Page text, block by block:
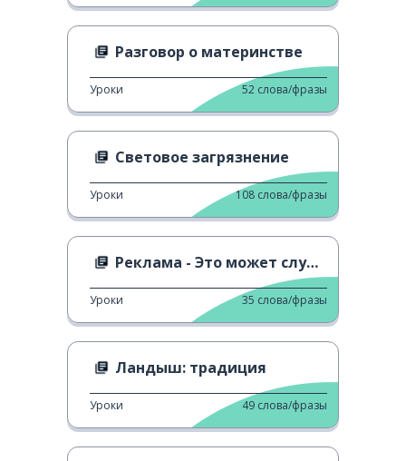
Разговор о материнстве
Уроки 52 слова/фразы
Световое загрязнение
Уроки 108 слова/фразы
Реклама - Это может случиться и с вами
Уроки 35 слова/фразы
Ландыш: традиция
Уроки 49 слова/фразы